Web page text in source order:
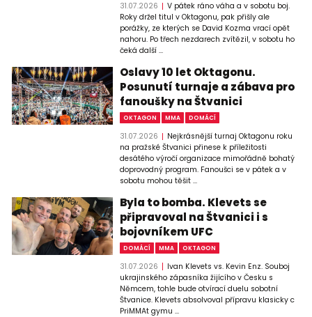
31.07.2026
V pátek ráno váha a v sobotu boj.
Roky držel titul v Oktagonu, pak přišly ale
porážky, ze kterých se David Kozma vrací opět
nahoru. Po třech nezdarech zvítězil, v sobotu ho
čeká další ...
Oslavy 10 let Oktagonu.
Posunutí turnaje a zábava pro
fanoušky na Štvanici
OKTAGON MMA DOMÁCÍ
31.07.2026
Nejkrásnější turnaj Oktagonu roku
na pražské Štvanici přinese k příležitosti
desátého výročí organizace mimořádně bohatý
doprovodný program. Fanoušci se v pátek a v
sobotu mohou těšit ...
Byla to bomba. Klevets se
připravoval na Štvanici i s
bojovníkem UFC
DOMÁCÍ MMA OKTAGON
31.07.2026
Ivan Klevets vs. Kevin Enz. Souboj
ukrajinského zápasníka žijícího v Česku s
Němcem, tohle bude otvírací duelu sobotní
Štvanice. Klevets absolvoval přípravu klasicky c
PriMMAt gymu ...